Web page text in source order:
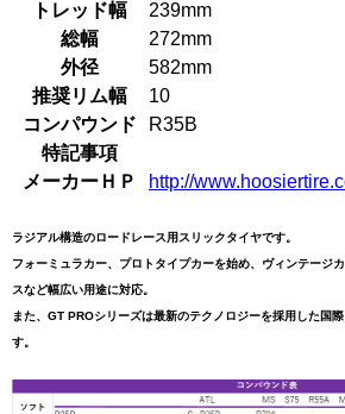
トレッド幅
239mm
総幅
272mm
外径
582mm
推奨リム幅
10
コンパウンド
R35B
特記事項
メーカーＨＰ
http://
ラジアル構造のロードレース用スリックタイヤです。
フォーミュラカー、プロトタイプカーを始め、ヴィンテージ
スなど幅広い用途に対応。
また、GT PROシリーズは最新のテクノロジーを採用した国
す。